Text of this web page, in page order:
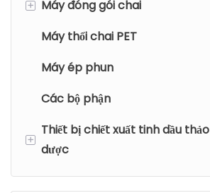
Máy dán nhãn nóng chảy OPP
Máy dán nhãn màng co
Máy dán nhãn tự dính
+ Máy đóng gói chai
Máy đóng gói màng co chai
Máy đóng gói chai carton
Máy thổi chai PET
Máy ép phun
Các bộ phận
+
Thiết bị chiết xuất tinh dầu thảo
dược
Thiết bị chiết xuất tinh dầu thảo